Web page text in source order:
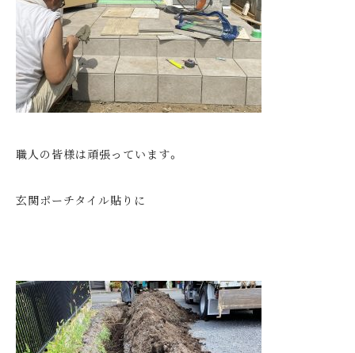
職人の皆様は頑張っています。
玄関ポーチタイル貼りに